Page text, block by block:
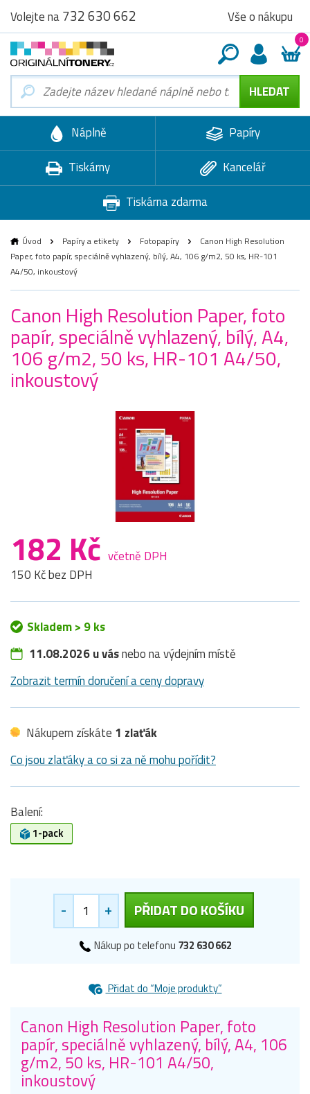
Volejte na732 630 662 Vše o nákupu
0
Náplně
Papíry
Tiskárny
Kancelář
Tiskárna zdarma
Úvod Papíry a etikety Fotopapíry
Canon High Resolution
Paper, foto papír, speciálně vyhlazený, bílý, A4, 106 g/m2, 50 ks, HR-101
A4/50, inkoustový
Canon High Resolution Paper, foto
papír, speciálně vyhlazený, bílý, A4,
106 g/m2, 50 ks, HR-101 A4/50,
inkoustový
182 Kč včetně DPH
150 Kč bez DPH
Skladem > 9 ks
11.08.2026 u vásnebo na výdejním místě
Zobrazit termín doručení a ceny dopravy
Nákupem získáte 1 zlaťák
Co jsou zlaťáky a co si za ně mohu pořídit?
Balení:
1-pack
- + PŘIDAT DO KOŠÍKU
Nákup po telefonu 732 630 662
Přidat do “Moje produkty”
Canon High Resolution Paper, foto
papír, speciálně vyhlazený, bílý, A4, 106
g/m2, 50 ks, HR-101 A4/50,
inkoustový